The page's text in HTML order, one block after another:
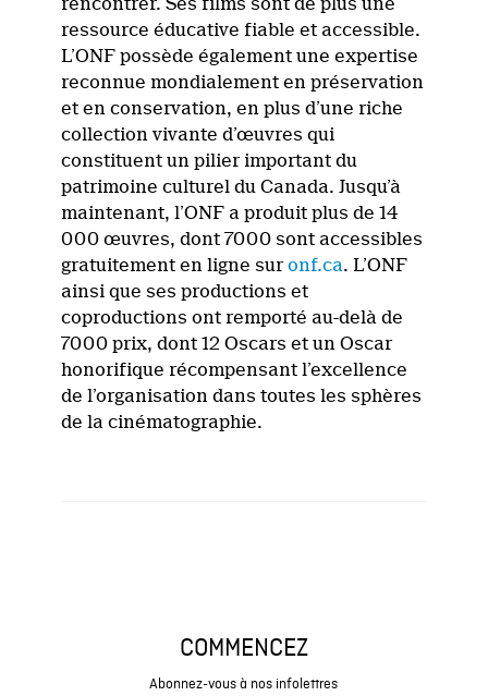
rencontrer. Ses films sont de plus une
ressource éducative fiable et accessible.
L’ONF possède également une expertise
reconnue mondialement en préservation
et en conservation, en plus d’une riche
collection vivante d’œuvres qui
constituent un pilier important du
patrimoine culturel du Canada. Jusqu’à
maintenant, l’ONF a produit plus de 14
000 œuvres, dont 7000 sont accessibles
gratuitement en ligne suronf.ca. L’ONF
ainsi que ses productions et
coproductions ont remporté au-delà de
7000 prix, dont 12 Oscars et un Oscar
honorifique récompensant l’excellence
de l’organisation dans toutes les sphères
de la cinématographie.
COMMENCEZ
Abonnez-vous à nos infolettres